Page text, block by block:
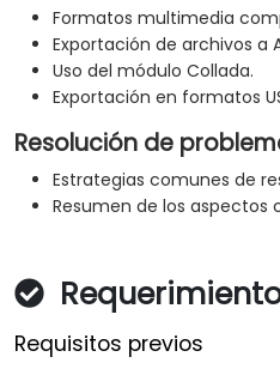
Formatos multimedia
Exportación de archivos a
Uso del módulo Collada.
Exportación en formatos
Resolución de
Estrategias comunes de
Resumen de los aspectos
Requisitos previos